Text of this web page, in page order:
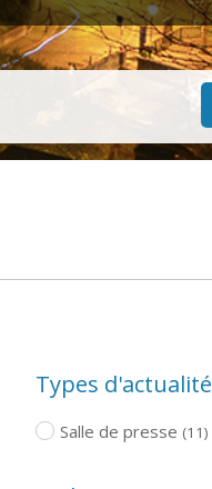
Types d'actualité
Salle de presse (11)